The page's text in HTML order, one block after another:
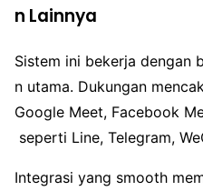
n Lainnya
Sistem ini bekerja dengan
n utama. Dukungan
Google Meet, Facebook
seperti Line, Telegram,
Integrasi yang smooth